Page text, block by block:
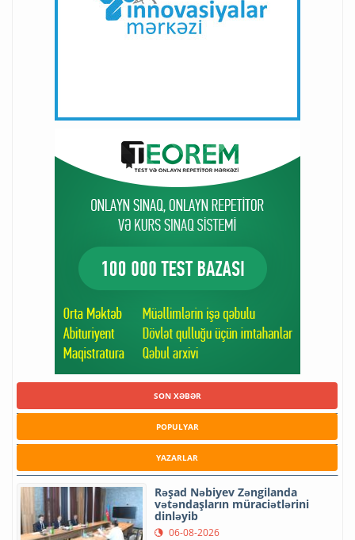
SON XƏBƏR
POPULYAR
YAZARLAR
Rəşad Nəbiyev Zəngilanda
vətəndaşların müraciətlərini
dinləyib
06-08-2026